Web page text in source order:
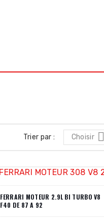
Trier par : Choisir 
FERRARI MOTEUR 2.9L BI TURBO V8
F40 DE 87 A 92